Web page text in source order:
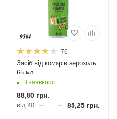
76
Засіб від комарів аерозоль
65 мл
В наявності
88,80 грн.
від 40 85,25 грн.